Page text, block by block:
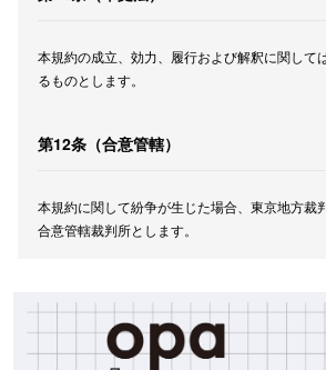
本規約の成立、効力、履行および解釈に関して
るものとします。
第12条（合意管轄）
本規約に関して紛争が生じた場合、東京地方裁
合意管轄裁判所とします。